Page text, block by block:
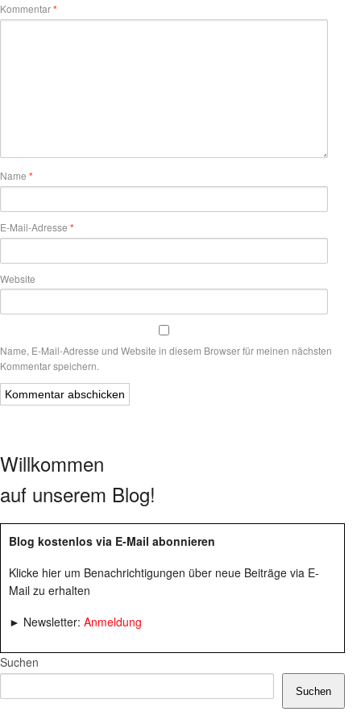
Kommentar*
Name *
E-Mail-Adresse *
Website
Name, E-Mail-Adresse und Website in diesem Browser für meinen nächsten
Kommentar speichern.
Willkommen
auf unserem Blog!
Blog kostenlos via E-Mail abonnieren
Klicke hier um Benachrichtigungen über neue Beiträge via E-
Mail zu erhalten
► Newsletter: Anmeldung
Suchen
Suchen